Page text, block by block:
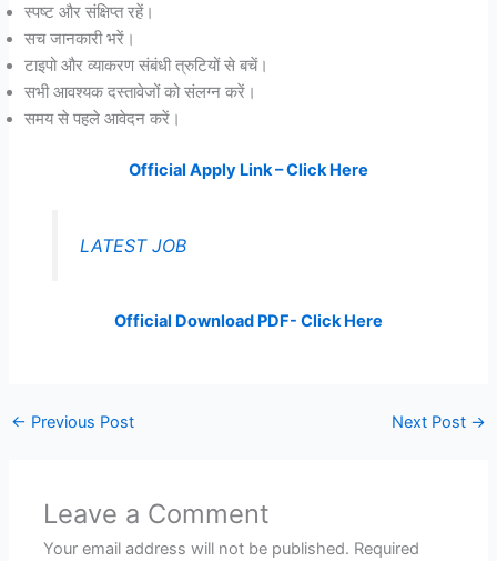
स्पष्ट और संक्षिप्त रहें।
सच जानकारी भरें।
टाइपो और व्याकरण संबंधी त्रुटियों से बचें।
सभी आवश्यक दस्तावेजों को संलग्न करें।
समय से पहले आवेदन करें।
Official Apply Link – Click Here
LATEST JOB
Official Download PDF- Click Here
← Previous Post Next Post →
Leave a Comment
Your email address will not be published. Required